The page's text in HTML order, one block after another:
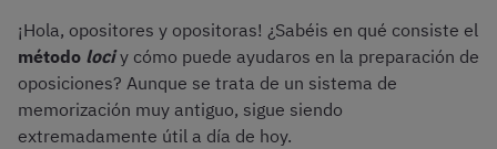
¡Hola, opositores y opositoras! ¿Sabéis en qué consiste el
método lociy cómo puede ayudaros en la preparación de
oposiciones? Aunque se trata de un sistema de
memorización muy antiguo, sigue siendo
extremadamente útil a día de hoy.